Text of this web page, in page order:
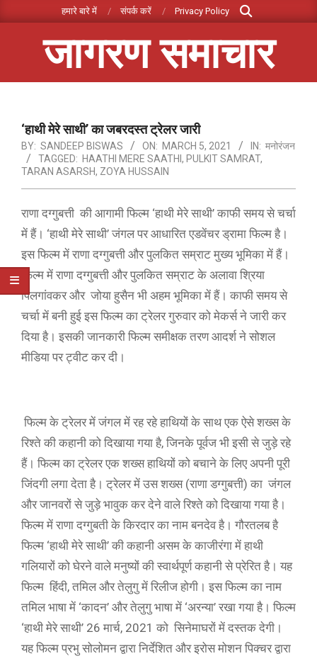
to
हमारे बारे में संपर्क करें Privacy Policy
Search
जागरण समाचार
Menu‘हाथी मेरे साथी’ का जबरदस्त ट्रेलर जारी
BY: SANDEEP BISWAS ON: MARCH 5, 2021 IN: मनोरंजन
TAGGED: HAATHI MERE SAATHI , PULKIT SAMRAT,
TARAN ASARSH, ZOYA HUSSAIN
राणा दग्गुबत्ती की आगामी फिल्म ‘हाथी मेरे साथी’ काफी समय से चर्चा
में हैं। ‘हाथी मेरे साथी’ जंगल पर आधारित एडवेंचर ड्रामा फिल्म है।
इस फिल्म में राणा दग्गुबत्ती और पुलकित सम्राट मुख्य भूमिका में हैं।
फिल्म में राणा दग्गुबत्ती और पुलकित सम्राट के अलावा श्रिया
पिलगांवकर और जोया हुसैन भी अहम भूमिका में हैं। काफी समय से
चर्चा में बनी हुई इस फिल्म का ट्रेलर गुरुवार को मेकर्स ने जारी कर
दिया है। इसकी जानकारी फिल्म समीक्षक तरण आदर्श ने सोशल
मीडिया पर ट्वीट कर दी।
फिल्म के ट्रेलर में जंगल में रह रहे हाथियों के साथ एक ऐसे शख्स के
रिश्ते की कहानी को दिखाया गया है, जिनके पूर्वज भी इसी से जुड़े रहे
हैं। फिल्म का ट्रेलर एक शख्स हाथियों को बचाने के लिए अपनी पूरी
जिंदगी लगा देता है। ट्रेलर में उस शख्स (राणा डग्गुबत्ती) का जंगल
और जानवरों से जुड़े भावुक कर देने वाले रिश्ते को दिखाया गया है।
फिल्म में राणा दग्गुबती के किरदार का नाम बनदेव है। गौरतलब है
फिल्म ‘हाथी मेरे साथी’ की कहानी असम के काजीरंगा में हाथी
गलियारों को घेरने वाले मनुष्यों की स्वार्थपूर्ण कहानी से प्रेरित है। यह
फिल्म हिंदी, तमिल और तेलुगु में रिलीज होगी। इस फिल्म का नाम
तमिल भाषा में ‘कादन’ और तेलुगु भाषा में ‘अरन्या’ रखा गया है। फिल्म
‘हाथी मेरे साथी’ 26 मार्च, 2021 को सिनेमाघरों में दस्तक देगी।
यह फिल्म प्रभु सोलोमन द्वारा निर्देशित और इरोस मोशन पिक्चर द्वारा